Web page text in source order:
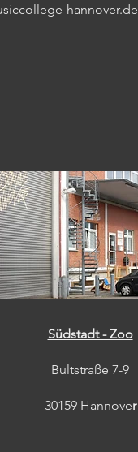
hannover.de
Südstadt - Zoo
Bultstraße 7-9
30159 Hannover